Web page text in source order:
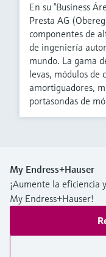
En su “Business
Presta AG
componentes de
de ingeniería
mundo. La gama
levas, módulos de
amortiguadores,
portasondas de
My Endress+Hauser
¡Aumente la eficiencia
My Endress+Hauser!